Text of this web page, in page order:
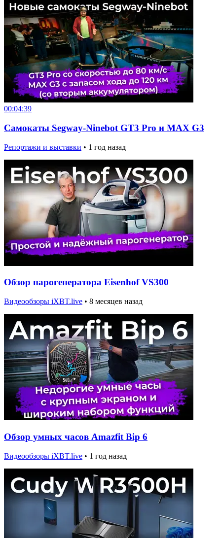
00:04:39
Самокаты Segway-Ninebot GT3 Pro и MAX G3
Репортажи и выставки • 1 год назад
Обзор парогенератора Eisenhof VS300
Видеообзоры iXBT.live • 8 месяцев назад
Обзор умных часов Amazfit Bip 6
Видеообзоры iXBT.live • 1 год назад